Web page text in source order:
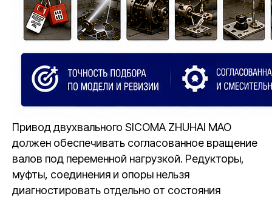
Привод двухвального SICOMA ZHUHAI MAO
должен обеспечивать согласованное вращение
валов под переменной нагрузкой. Редукторы,
муфты, соединения и опоры нельзя
диагностировать отдельно от состояния